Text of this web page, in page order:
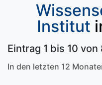
Institut
Eintrag 1 bis 10 von
In den letzten 12